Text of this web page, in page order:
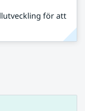
för att